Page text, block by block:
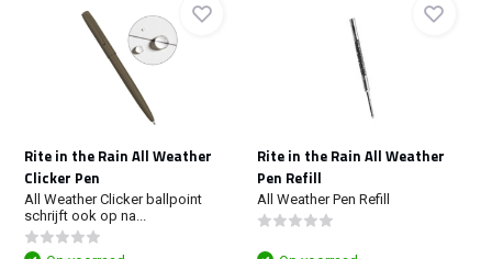
Rite in the Rain All Weather
Clicker Pen
All Weather Clicker ballpoint
schrijft ook op na...
Rite in the Rain All Weather
Pen Refill
All Weather Pen Refill